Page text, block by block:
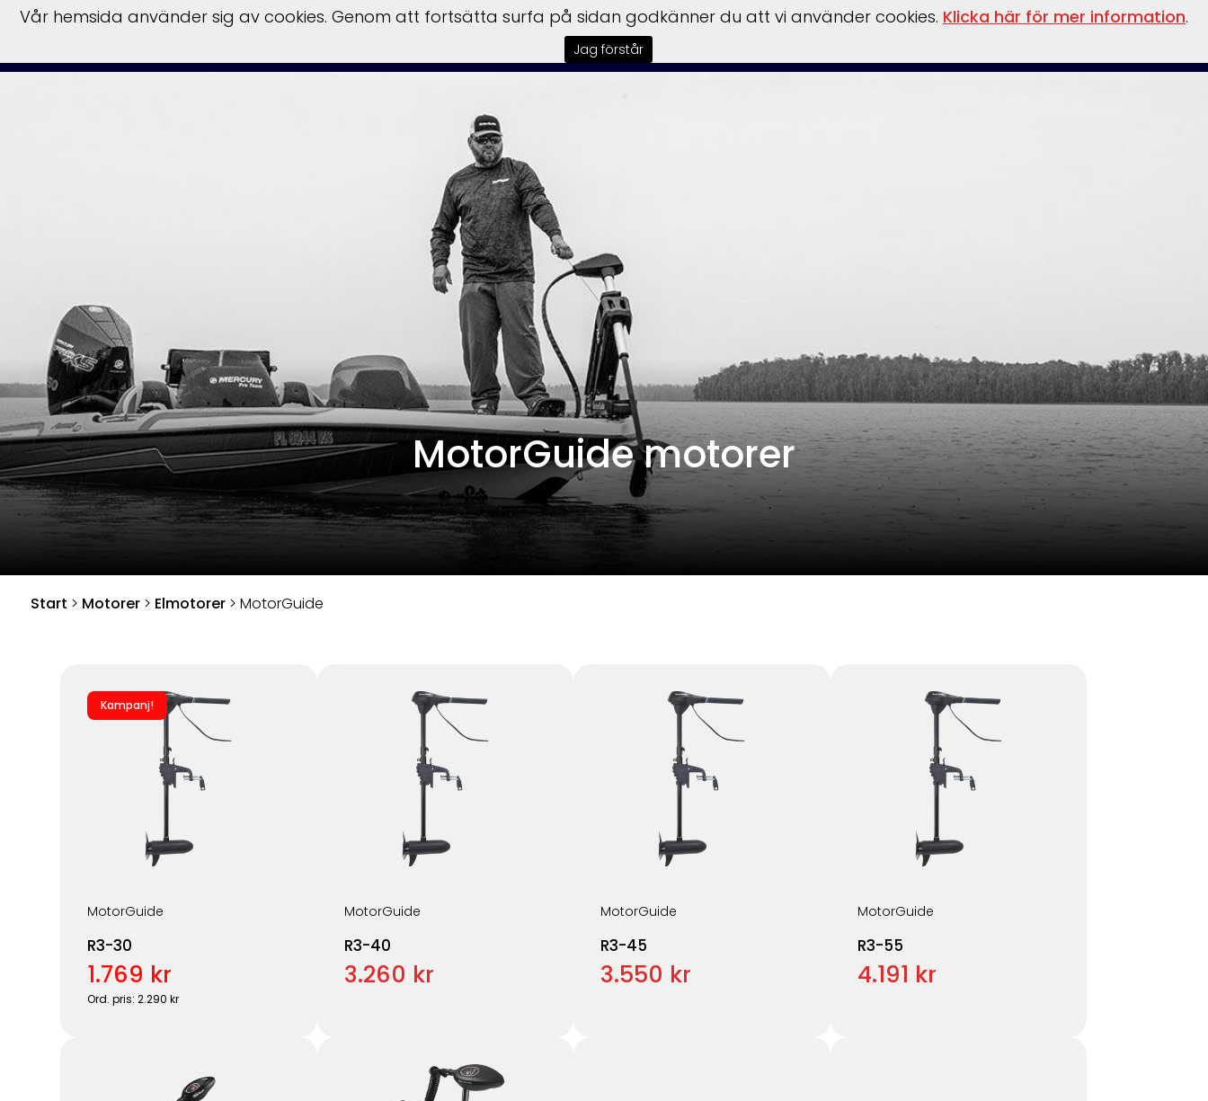
Motorer Trailer
MotorGuide motorer
Start > Motorer> Elmotorer> MotorGuide
Kampanj!
MotorGuide
R3-30
1.769 kr
Ord. pris: 2.290 kr
MotorGuide
R3-40
3.260 kr
MotorGuide
R3-45
3.550 kr
MotorGuide
R3-55
4.191 kr
Vår hemsida använder sig av cookies. Genom att fortsätta surfa på sidan godkänner du att vi använder cookies. Klicka här för mer information.
Jag förstår